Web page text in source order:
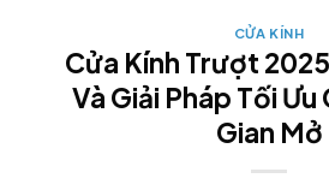
CỬA KÍNH
Cửa Kính Trượt
Và Giải Pháp Tối
Gian Mở